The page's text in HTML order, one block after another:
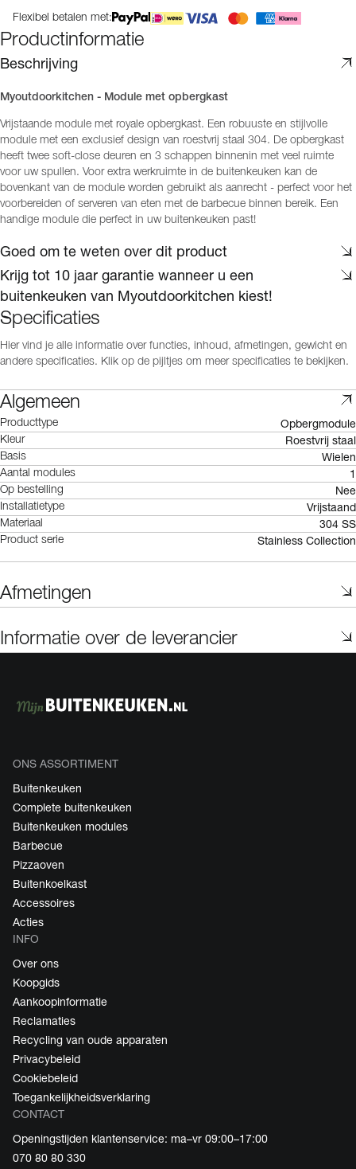
Flexibel betalen met:
Productinformatie
Beschrijving
Myoutdoorkitchen - Module met opbergkast
Vrijstaande module met royale opbergkast. Een robuuste en stijlvolle
module met een exclusief design van roestvrij staal 304. De opbergkast
heeft twee soft-close deuren en 3 schappen binnenin met veel ruimte
voor uw spullen. Voor extra werkruimte in de buitenkeuken kan de
bovenkant van de module worden gebruikt als aanrecht - perfect voor het
voorbereiden of serveren van eten met de barbecue binnen bereik. Een
handige module die perfect in uw buitenkeuken past!
Goed om te weten over dit product
Krijg tot 10 jaar garantie wanneer u een
buitenkeuken van Myoutdoorkitchen kiest!
Specificaties
Hier vind je alle informatie over functies, inhoud, afmetingen, gewicht en
andere specificaties. Klik op de pijltjes om meer specificaties te bekijken.
Algemeen
Producttype Opbergmodule
Kleur Roestvrij staal
Basis Wielen
Aantal modules 1
Op bestelling Nee
Installatietype Vrijstaand
Materiaal 304 SS
Product serie Stainless Collection
Afmetingen
Informatie over de leverancier
ONS ASSORTIMENT
Buitenkeuken
Complete buitenkeuken
Buitenkeuken modules
Barbecue
Pizzaoven
Buitenkoelkast
Accessoires
Acties
INFO
Over ons
Koopgids
Aankoopinformatie
Reclamaties
Recycling van oude apparaten
Privacybeleid
Cookiebeleid
Toegankelijkheidsverklaring
CONTACT
Openingstijden klantenservice: ma–vr 09:00–17:00
070 80 80 330